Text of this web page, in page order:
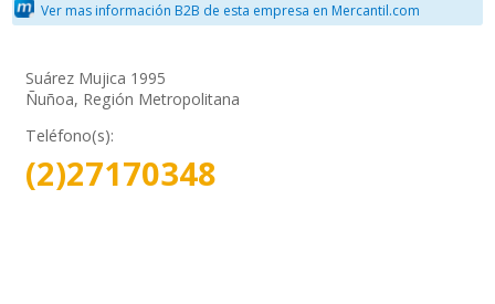
Ver mas información B2B de esta empresa en Mercantil.com
Suárez Mujica 1995
Ñuñoa, Región Metropolitana
Teléfono(s):
(2)27170348